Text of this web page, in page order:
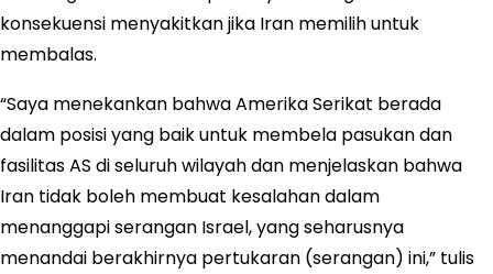
konsekuensi menyakitkan jika Iran memilih untuk
membalas.
“Saya menekankan bahwa Amerika Serikat berada
dalam posisi yang baik untuk membela pasukan dan
fasilitas AS di seluruh wilayah dan menjelaskan bahwa
Iran tidak boleh membuat kesalahan dalam
menanggapi serangan Israel, yang seharusnya
menandai berakhirnya pertukaran (serangan) ini,” tulis